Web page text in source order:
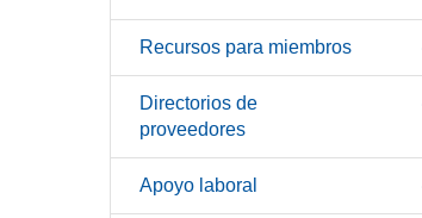
Recursos para miembros
Directorios de
proveedores
Apoyo laboral